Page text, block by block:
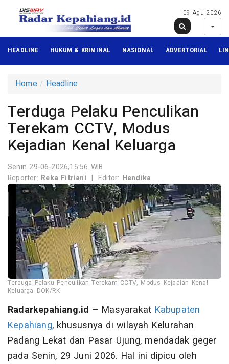
09 Agu 2026
HEADLINE HUKUM & KRIMINAL NASIONAL ADVERTORIAL
Home Headline
Terduga Pelaku Penculikan
Terekam CCTV, Modus
Kejadian Kenal Keluarga
Senin 29-06-2026,16:56 WIB
Reporter: Reka Fitriani | Editor: Hendika
Terduga Pelaku Penculikan Terekam CCTV, Modus Kejadian Kenal
Keluarga--DOK/RK
Radarkepahiang.id – Masyarakat Kabupaten
Kepahiang, khususnya di wilayah Kelurahan
Padang Lekat dan Pasar Ujung, mendadak geger
pada Senin, 29 Juni 2026. Hal ini dipicu oleh